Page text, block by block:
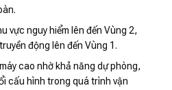
vực nguy hiểm lên đến Vùng 2,
động lên đến Vùng 1.
cao nhờ khả năng dự phòng,
cấu hình trong quá trình vận